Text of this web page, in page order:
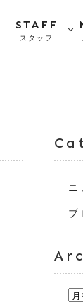
STAFF
スタッフ
ニ
ブ